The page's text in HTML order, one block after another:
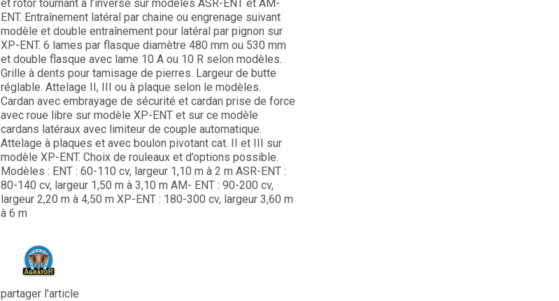
partager l'article
et rotor tournant à l’inverse sur modèles ASR-ENT et AM-
ENT. Entraînement latéral par chaine ou engrenage suivant
modèle et double entraînement pour latéral par pignon sur
XP-ENT. 6 lames par flasque diamètre 480 mm ou 530 mm
et double flasque avec lame 10 A ou 10 R selon modèles.
Grille à dents pour tamisage de pierres. Largeur de butte
réglable. Attelage II, III ou à plaque selon le modèles.
Cardan avec embrayage de sécurité et cardan prise de force
avec roue libre sur modèle XP-ENT et sur ce modèle
cardans latéraux avec limiteur de couple automatique.
Attelage à plaques et avec boulon pivotant cat. II et III sur
modèle XP-ENT. Choix de rouleaux et d’options possible.
Modèles : ENT : 60-110 cv, largeur 1,10 m à 2 m ASR-ENT :
80-140 cv, largeur 1,50 m à 3,10 m AM- ENT : 90-200 cv,
largeur 2,20 m à 4,50 m XP-ENT : 180-300 cv, largeur 3,60 m
à 6 m